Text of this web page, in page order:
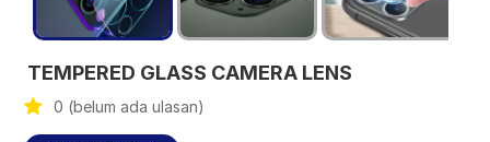
TEMPERED GLASS CAMERA LENS
0 (belum ada ulasan)